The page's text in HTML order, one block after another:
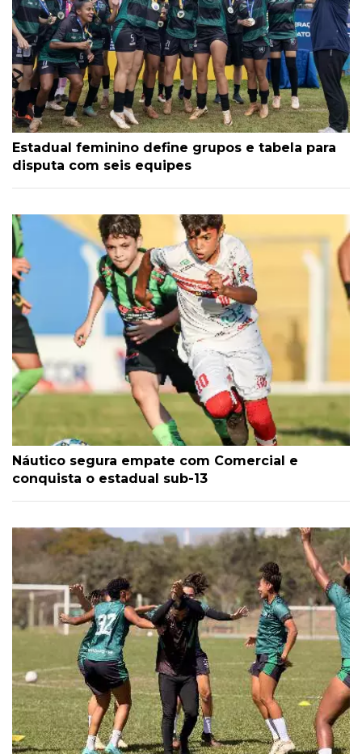
Estadual feminino define grupos e tabela para
disputa com seis equipes
Náutico segura empate com Comercial e
conquista o estadual sub-13